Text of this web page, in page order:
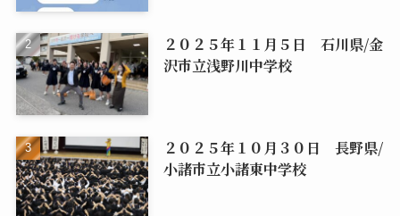
２０２５年１１月５日 石川県/金
沢市立浅野川中学校
２０２５年１０月３０日 長野県/
小諸市立小諸東中学校